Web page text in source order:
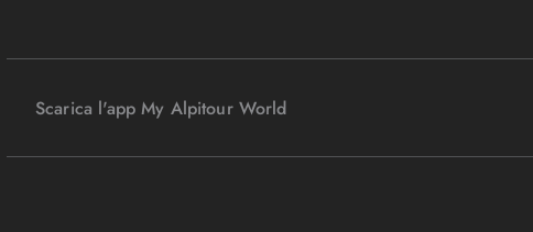
Scarica l'app My Alpitour World